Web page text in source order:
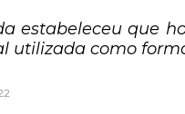
estabeleceu que
utilizada como